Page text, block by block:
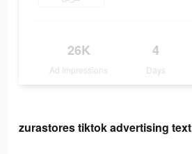
26K
Ad Impressions
4
Days
zurastores tiktok advertising text